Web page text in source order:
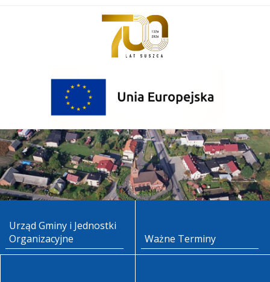
Urząd Gminy i Jednostki
Organizacyjne
Ważne Terminy